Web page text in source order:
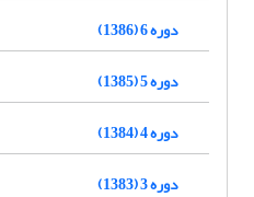
دوره 6 (1386)
دوره 5 (1385)
دوره 4 (1384)
دوره 3 (1383)